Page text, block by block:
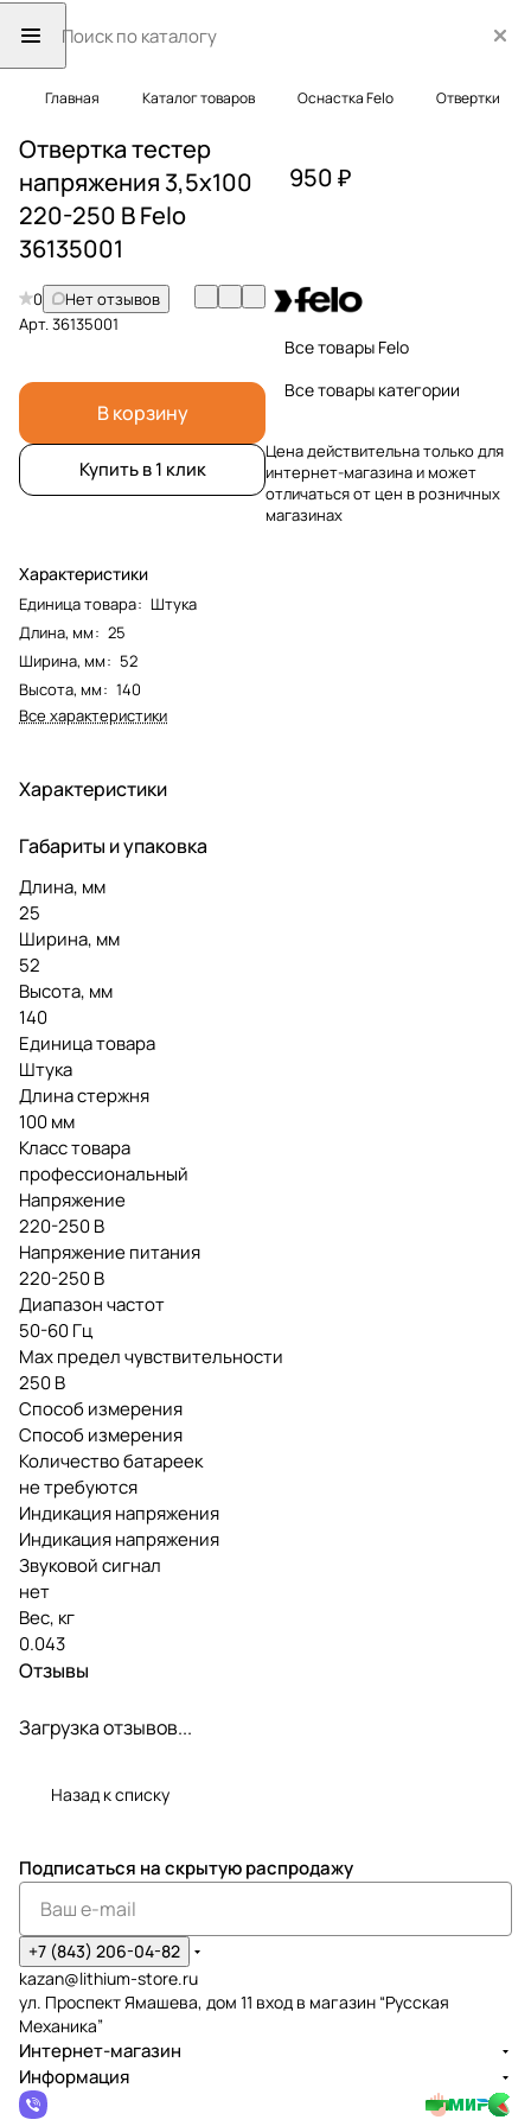
Главная Каталог товаров Оснастка Felo Отвертки
Отвертка тестер
напряжения 3,5х100
220-250 В Felo
36135001
0
Нет отзывов
Арт.36135001
В корзину
Купить в 1 клик
Характеристики
Единица товара: Штука
Длина, мм: 25
Ширина, мм: 52
Высота, мм: 140
Все характеристики
950 ₽
Все товары Felo
Все товары категории
Цена действительна только для
интернет-магазина и может
отличаться от цен в розничных
магазинах
Характеристики
Габариты и упаковка
Длина, мм
25
Ширина, мм
52
Высота, мм
140
Единица товара
Штука
Длина стержня
100 мм
Класс товара
профессиональный
Напряжение
220-250 В
Напряжение питания
220-250 В
Диапазон частот
50-60 Гц
Max предел чувствительности
250 В
Способ измерения
Способ измерения
Количество батареек
не требуются
Индикация напряжения
Индикация напряжения
Звуковой сигнал
нет
Вес, кг
0.043
Отзывы
Загрузка отзывов...
Назад к списку
Подписаться на скрытую распродажу
+7 (843) 206-04-82
kazan@lithium-store.ru
ул. Проспект Ямашева, дом 11 вход в магазин “Русская
Механика”
Интернет-магазин
Информация